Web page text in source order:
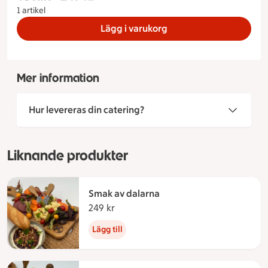
1 artikel
Lägg i varukorg
Mer information
Hur levereras din catering?
Liknande produkter
Smak av dalarna
249 kr
Lägg till